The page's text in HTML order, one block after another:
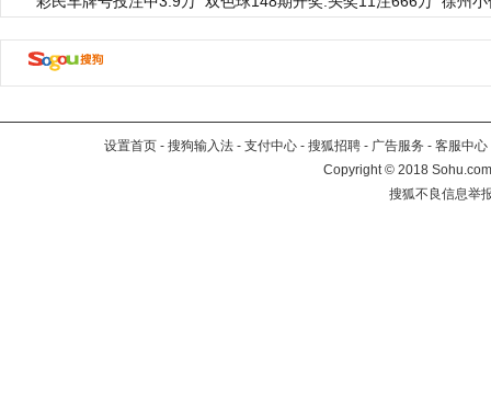
设置首页 - 搜狗输入法 - 支付中心 - 搜狐招聘 - 广告服务 - 客服中心
Copyright©2018
搜狐不良信息举